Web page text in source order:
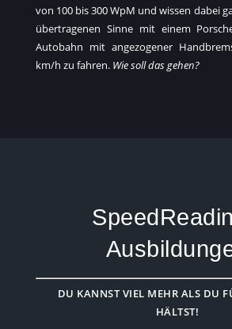
von 100 bis 300 WpM und wissen dabei
übertragenen Sinne mit einem
Autobahn mit angezogener
km/h zu fahren. Wie soll das gehen?
DU KANNST VIEL MEHR ALS DU
HÄLTST!